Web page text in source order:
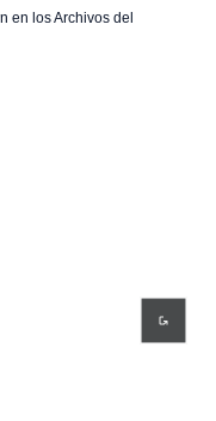
en los Archivos del